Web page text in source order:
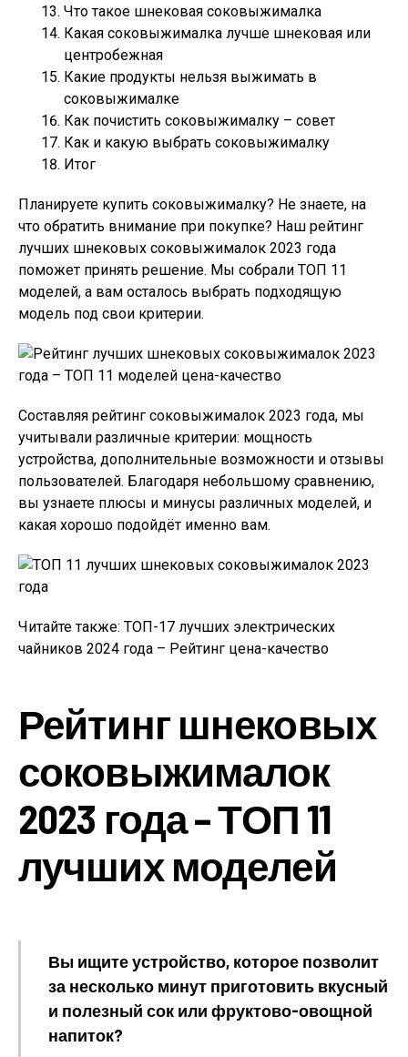
Что такое шнековая соковыжималка
Какая соковыжималка лучше шнековая или
центробежная
Какие продукты нельзя выжимать в
соковыжималке
Как почистить соковыжималку – совет
Как и какую выбрать соковыжималку
Итог
Планируете купить соковыжималку? Не знаете, на
что обратить внимание при покупке? Наш рейтинг
лучших шнековых соковыжималок 2023 года
поможет принять решение. Мы собрали ТОП 11
моделей, а вам осталось выбрать подходящую
модель под свои критерии.
Составляя рейтинг соковыжималок 2023 года, мы
учитывали различные критерии: мощность
устройства, дополнительные возможности и отзывы
пользователей. Благодаря небольшому сравнению,
вы узнаете плюсы и минусы различных моделей, и
какая хорошо подойдёт именно вам.
Читайте также: ТОП-17 лучших электрических
чайников 2024 года – Рейтинг цена-качество
Рейтинг шнековых
соковыжималок
2023 года – ТОП 11
лучших моделей
Вы ищите устройство, которое позволит
за несколько минут приготовить вкусный
и полезный сок или фруктово-овощной
напиток?